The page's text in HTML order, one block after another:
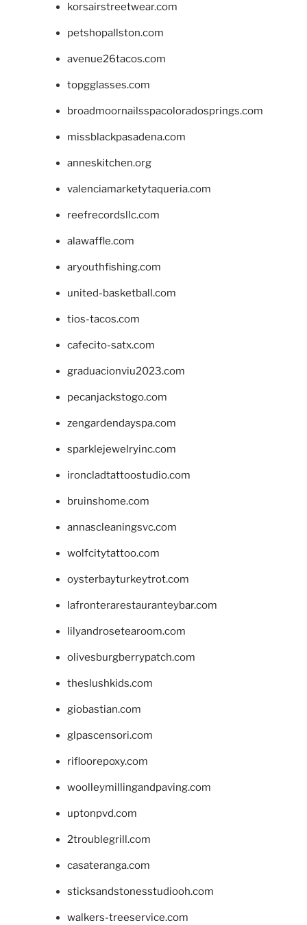
korsairstreetwear.com
petshopallston.com
avenue26tacos.com
topgglasses.com
broadmoornailsspacoloradosprings.com
missblackpasadena.com
anneskitchen.org
valenciamarketytaqueria.com
reefrecordsllc.com
alawaffle.com
aryouthfishing.com
united-basketball.com
tios-tacos.com
cafecito-satx.com
graduacionviu2023.com
pecanjackstogo.com
zengardendayspa.com
sparklejewelryinc.com
ironcladtattoostudio.com
bruinshome.com
annascleaningsvc.com
wolfcitytattoo.com
oysterbayturkeytrot.com
lafronterarestauranteybar.com
lilyandrosetearoom.com
olivesburgberrypatch.com
theslushkids.com
giobastian.com
glpascensori.com
rifloorepoxy.com
woolleymillingandpaving.com
uptonpvd.com
2troublegrill.com
casateranga.com
sticksandstonesstudiooh.com
walkers-treeservice.com